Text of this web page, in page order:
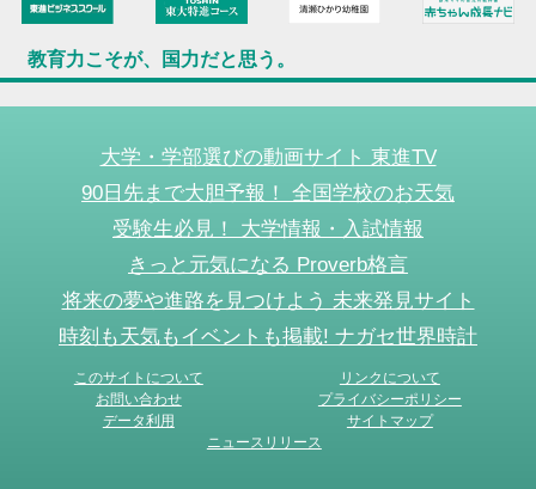
教育力こそが、国力だと思う。
大学・学部選びの動画サイト 東進TV
90日先まで大胆予報！ 全国学校のお天気
受験生必見！ 大学情報・入試情報
きっと元気になる Proverb格言
将来の夢や進路を見つけよう 未来発見サイト
時刻も天気もイベントも掲載! ナガセ世界時計
このサイトについて
リンクについて
お問い合わせ
プライバシーポリシー
データ利用
サイトマップ
ニュースリリース